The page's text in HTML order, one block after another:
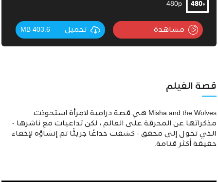
480p
مشاهدة تحميل 403.6 MB
قصة الفيلم
Misha and the Wolves هي قصة درامية لامرأة استحوذت
مذكراتها عن المحرقة على العالم ، لكن تداعيات مع ناشرها -
الذي تحول إلى محقق - كشفت خداعًا جريئًا تم إنشاؤه لإخفاء
حقيقة أكثر قتامة.